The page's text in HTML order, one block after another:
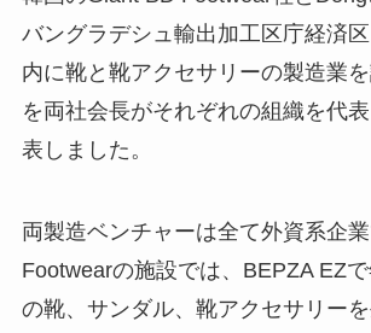
バングラデシュ輸出加工区庁経済区
内に靴と靴アクセサリーの製造業
を両社会長がそれぞれの組織を代
表しました。
両製造ベンチャーは全て外資系企
Footwearの施設では、BEPZA EZ
の靴、サンダル、靴アクセサリー